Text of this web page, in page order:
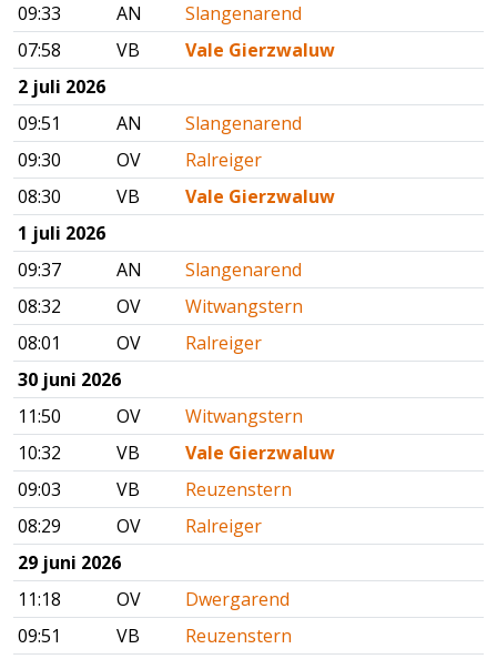
09:33
AN
Slangenarend
07:58
VB
Vale Gierzwaluw
2 juli 2026
09:51
AN
Slangenarend
09:30
OV
Ralreiger
08:30
VB
Vale Gierzwaluw
1 juli 2026
09:37
AN
Slangenarend
08:32
OV
Witwangstern
08:01
OV
Ralreiger
30 juni 2026
11:50
OV
Witwangstern
10:32
VB
Vale Gierzwaluw
09:03
VB
Reuzenstern
08:29
OV
Ralreiger
29 juni 2026
11:18
OV
Dwergarend
09:51
VB
Reuzenstern